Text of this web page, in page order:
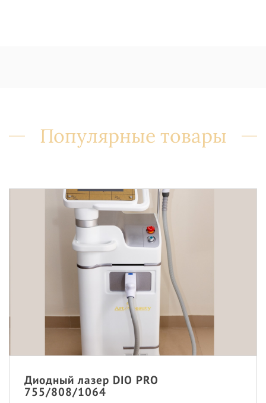
Популярные товары
Диодный лазер DIO PRO
755/808/1064